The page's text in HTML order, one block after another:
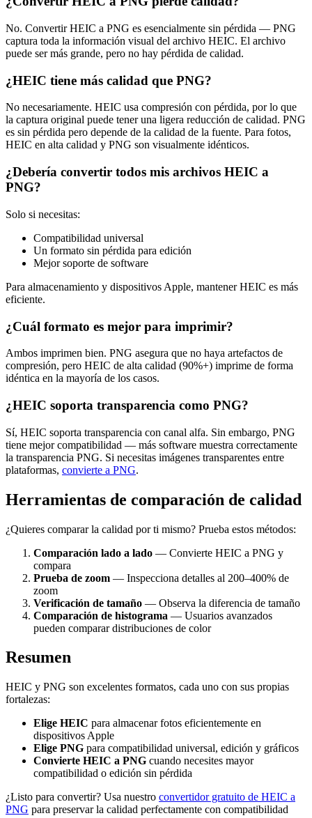
No. Convertir HEIC a PNG es esencialmente sin pérdida — PNG
captura toda la información visual del archivo HEIC. El archivo
puede ser más grande, pero no hay pérdida de calidad.
¿HEIC tiene más calidad que PNG?
No necesariamente. HEIC usa compresión con pérdida, por lo que
la captura original puede tener una ligera reducción de calidad. PNG
es sin pérdida pero depende de la calidad de la fuente. Para fotos,
HEIC en alta calidad y PNG son visualmente idénticos.
¿Debería convertir todos mis archivos HEIC a
PNG?
Solo si necesitas:
Compatibilidad universal
Un formato sin pérdida para edición
Mejor soporte de software
Para almacenamiento y dispositivos Apple, mantener HEIC es más
eficiente.
¿Cuál formato es mejor para imprimir?
Ambos imprimen bien. PNG asegura que no haya artefactos de
compresión, pero HEIC de alta calidad (90%+) imprime de forma
idéntica en la mayoría de los casos.
¿HEIC soporta transparencia como PNG?
Sí, HEIC soporta transparencia con canal alfa. Sin embargo, PNG
tiene mejor compatibilidad — más software muestra correctamente
la transparencia PNG. Si necesitas imágenes transparentes entre
plataformas, convierte a PNG.
Herramientas de comparación de calidad
¿Quieres comparar la calidad por ti mismo? Prueba estos métodos:
Comparación lado a lado — Convierte HEIC a PNG y
compara
Prueba de zoom — Inspecciona detalles al 200–400% de
zoom
Verificación de tamaño — Observa la diferencia de tamaño
Comparación de histograma — Usuarios avanzados
pueden comparar distribuciones de color
Resumen
HEIC y PNG son excelentes formatos, cada uno con sus propias
fortalezas:
Elige HEIC para almacenar fotos eficientemente en
dispositivos Apple
Elige PNG para compatibilidad universal, edición y gráficos
Convierte HEIC a PNG cuando necesites mayor
compatibilidad o edición sin pérdida
¿Listo para convertir? Usa nuestro convertidor gratuito de HEIC a
PNG para preservar la calidad perfectamente con compatibilidad